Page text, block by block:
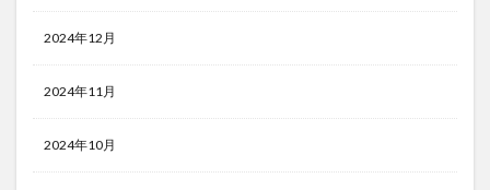
2024年12月
2024年11月
2024年10月